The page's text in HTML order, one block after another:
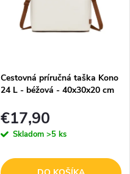
Cestovná príručná taška Kono
24 L - béžová - 40x30x20 cm
€17,90
Skladom >5 ks